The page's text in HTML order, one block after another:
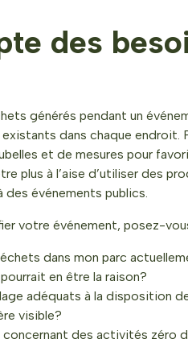
des
générés pendant un
dans chaque endroit.
et de mesures pour
plus à l’aise d’utiliser des
des événements publics.
votre événement, posez-
dans mon parc
en être la raison?
adéquats à la disposition
visible?
concernant des activités zéro